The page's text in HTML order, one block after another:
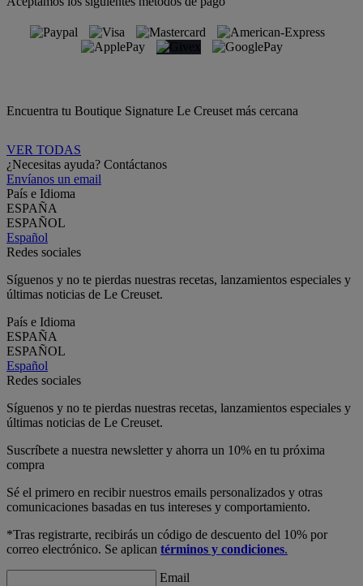
Encuentra tu Boutique Signature Le Creuset más cercana
VER TODAS
¿Necesitas ayuda? Contáctanos
Envíanos un email
País e Idioma
ESPAÑA
ESPAÑOL
Español
Redes sociales
Síguenos y no te pierdas nuestras recetas, lanzamientos especiales y
últimas noticias de Le Creuset.
País e Idioma
ESPAÑA
ESPAÑOL
Español
Redes sociales
Síguenos y no te pierdas nuestras recetas, lanzamientos especiales y
últimas noticias de Le Creuset.
Suscríbete a nuestra newsletter y ahorra un 10% en tu próxima
compra
Sé el primero en recibir nuestros emails personalizados y otras
comunicaciones basadas en tus intereses y comportamiento.
*Tras registrarte, recibirás un código de descuento del 10% por
correo electrónico. Se aplican términos y condiciones.
Email